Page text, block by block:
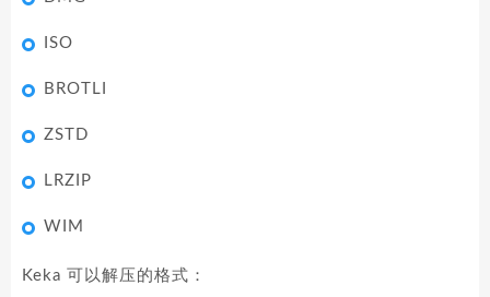
ISO
BROTLI
ZSTD
LRZIP
WIM
Keka 可以解压的格式：